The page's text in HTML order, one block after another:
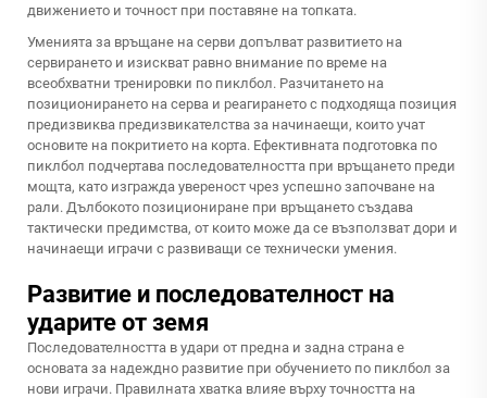
движението и точност при поставяне на топката.
Уменията за връщане на серви допълват развитието на
сервирането и изискват равно внимание по време на
всеобхватни тренировки по пиклбол. Разчитането на
позиционирането на серва и реагирането с подходяща позиция
предизвиква предизвикателства за начинаещи, които учат
основите на покритието на корта. Ефективната подготовка по
пиклбол подчертава последователността при връщането преди
мощта, като изгражда увереност чрез успешно започване на
рали. Дълбокото позициониране при връщането създава
тактически предимства, от които може да се възползват дори и
начинаещи играчи с развиващи се технически умения.
Развитие и последователност на
ударите от земя
Последователността в удари от предна и задна страна е
основата за надеждно развитие при обучението по пиклбол за
нови играчи. Правилната хватка влияе върху точността на